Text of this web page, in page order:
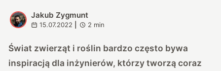
J
Jakub Zygmunt
15.07.2022 2 min
Świat zwierząt i roślin bardzo często bywa
inspiracją dla inżynierów, którzy tworzą coraz